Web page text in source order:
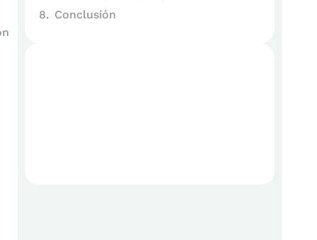
Conclusión